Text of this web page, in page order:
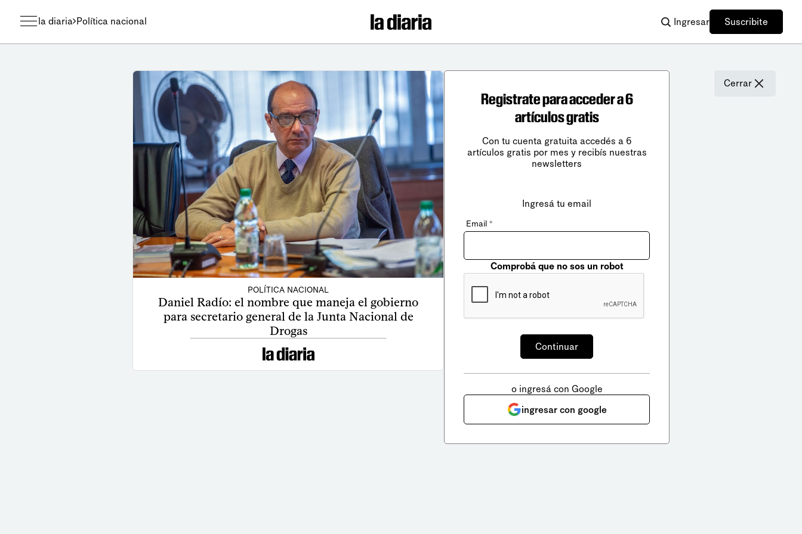
la diaria Política nacional Ingresar Suscribite
POLÍTICA NACIONAL
Daniel Radío: el nombre que maneja el gobierno
para secretario general de la Junta Nacional de
Drogas
Cerrar
Registrate para acceder a 6
artículos gratis
Con tu cuenta gratuita accedés a 6
artículos gratis por mes y recibís nuestras
newsletters
Ingresá tu email
Email *
Comprobá que no sos un robot
o ingresá con Google
ingresar con google